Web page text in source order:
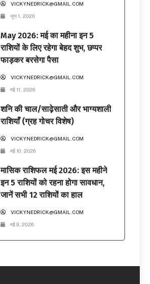
VICKYNEDRICK@GMAIL.COM
जून 1, 2026
May 2026: मई का महीना इन 5
राशियों के लिए रहेगा बेहद शुभ, छप्पर
फाड़कर बरसेगा पैसा
VICKYNEDRICK@GMAIL.COM
मई 11, 2026
शनि की चाल/साढ़ेसाती और भाग्यशाली
राशियाँ (ग्रह गोचर विशेष)
VICKYNEDRICK@GMAIL.COM
मई 10, 2026
मासिक राशिफल मई 2026: इस महीने
इन 5 राशियों को रहना होगा सावधान,
जानें सभी 12 राशियों का हाल
VICKYNEDRICK@GMAIL.COM
मई 9, 2026